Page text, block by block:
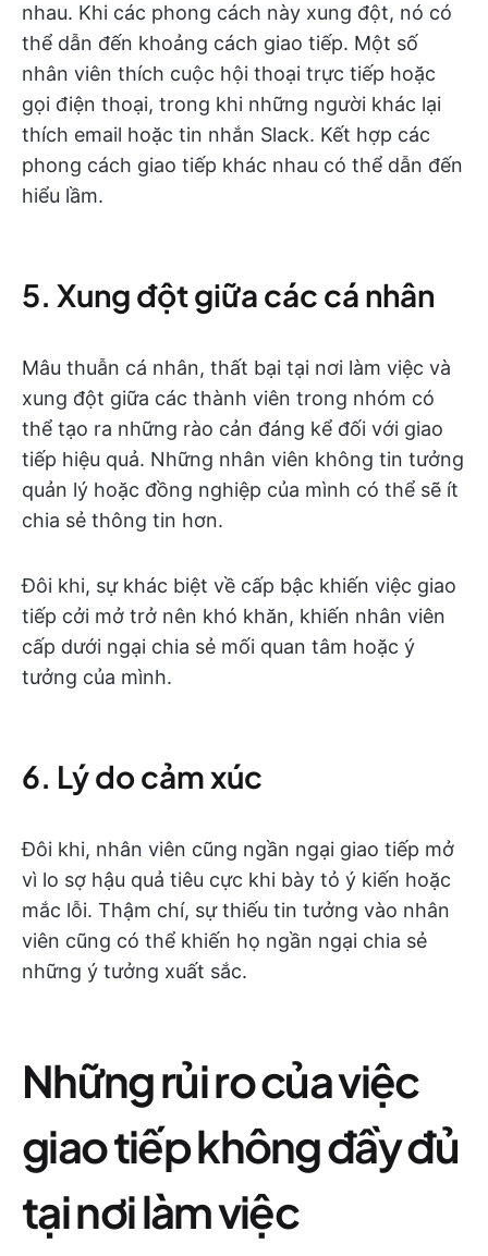
nhau. Khi các phong cách này xung đột, nó có
thể dẫn đến khoảng cách giao tiếp. Một số
nhân viên thích cuộc hội thoại trực tiếp hoặc
gọi điện thoại, trong khi những người khác lại
thích email hoặc tin nhắn Slack. Kết hợp các
phong cách giao tiếp khác nhau có thể dẫn đến
hiểu lầm.
5. Xung đột giữa các cá nhân
Mâu thuẫn cá nhân, thất bại tại nơi làm việc và
xung đột giữa các thành viên trong nhóm có
thể tạo ra những rào cản đáng kể đối với giao
tiếp hiệu quả. Những nhân viên không tin tưởng
quản lý hoặc đồng nghiệp của mình có thể sẽ ít
chia sẻ thông tin hơn.
Đôi khi, sự khác biệt về cấp bậc khiến việc giao
tiếp cởi mở trở nên khó khăn, khiến nhân viên
cấp dưới ngại chia sẻ mối quan tâm hoặc ý
tưởng của mình.
6. Lý do cảm xúc
Đôi khi, nhân viên cũng ngần ngại giao tiếp mở
vì lo sợ hậu quả tiêu cực khi bày tỏ ý kiến hoặc
mắc lỗi. Thậm chí, sự thiếu tin tưởng vào nhân
viên cũng có thể khiến họ ngần ngại chia sẻ
những ý tưởng xuất sắc.
Những rủi ro của việc
giao tiếp không đầy đủ
tại nơi làm việc